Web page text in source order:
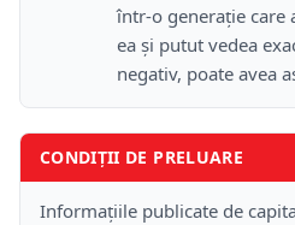
într-o generație care
ea și putut vedea
negativ, poate avea
CONDIȚII DE PRELUARE
Informațiile publicate de